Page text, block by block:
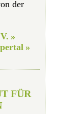
der
FÜR